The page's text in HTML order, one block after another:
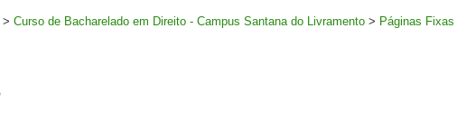
> Curso de Bacharelado em Direito - Campus Santana do Livramento > Páginas Fixas